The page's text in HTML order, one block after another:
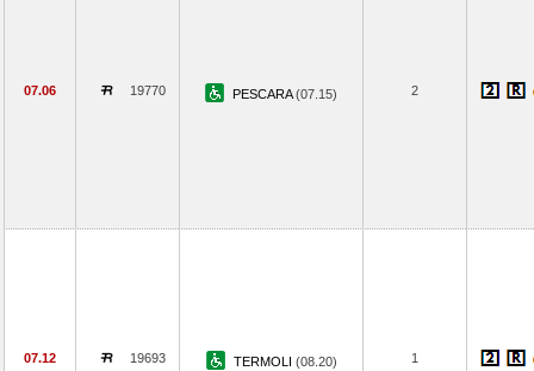
07.06 19770 PESCARA(07.15) 2
07.12 19693 TERMOLI (08.20) 1